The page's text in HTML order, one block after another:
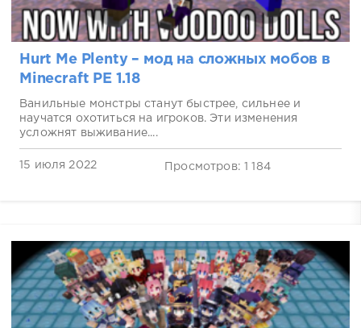
Hurt Me Plenty – мод на сложных мобов в
Minecraft PE 1.18
Ванильные монстры станут быстрее, сильнее и
научатся охотиться на игроков. Эти изменения
усложнят выживание....
15 июля 2022 Просмотров: 1 184